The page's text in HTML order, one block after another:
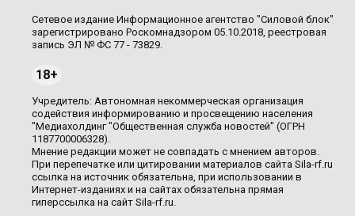
Сетевое издание Информационное агентство "Силовой блок"
зарегистрировано Роскомнадзором 05.10.2018, реестровая
запись ЭЛ № ФС 77 - 73829.
18+
Учредитель: Автономная некоммерческая организация
содействия информированию и просвещению населения
"Медиахолдинг "Общественная служба новостей" (ОГРН
1187700006328).
Мнение редакции может не совпадать с мнением авторов.
При перепечатке или цитировании материалов сайта Sila-rf.ru
ссылка на источник обязательна, при использовании в
Интернет-изданиях и на сайтах обязательна прямая
гиперссылка на сайт Sila-rf.ru.